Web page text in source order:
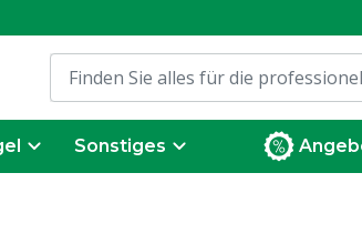
Sonstiges